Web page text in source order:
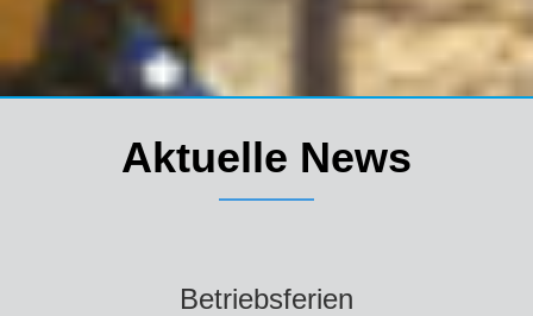
Aktuelle News
Betriebsferien